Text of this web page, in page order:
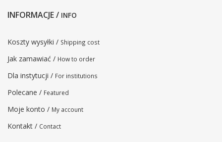
INFORMACJE / INFO
Koszty wysyłki / Shipping cost
Jak zamawiać / How to order
Dla instytucji / For institutions
Polecane / Featured
Moje konto / My account
Kontakt / Contact